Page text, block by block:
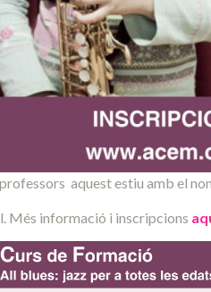
aquest estiu amb el
Més informació i inscripcions